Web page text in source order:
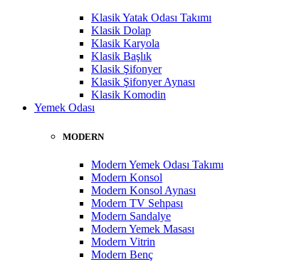
Klasik Yatak Odası Takımı
Klasik Dolap
Klasik Karyola
Klasik Başlık
Klasik Şifonyer
Klasik Şifonyer Aynası
Klasik Komodin
Yemek Odası
MODERN
Modern Yemek Odası Takımı
Modern Konsol
Modern Konsol Aynası
Modern TV Sehpası
Modern Sandalye
Modern Yemek Masası
Modern Vitrin
Modern Benç